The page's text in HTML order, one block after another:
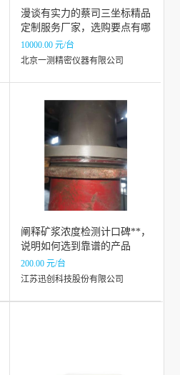
漫谈有实力的蔡司三坐标精品
定制服务厂家，选购要点有哪
些？
10000.00 元/台
北京一测精密仪器有限公司
阐释矿浆浓度检测计口碑**，
说明如何选到靠谱的产品
200.00 元/台
江苏迅创科技股份有限公司